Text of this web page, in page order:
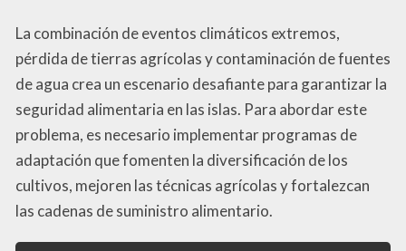
La combinación de eventos climáticos extremos,
pérdida de tierras agrícolas y contaminación de fuentes
de agua crea un escenario desafiante para garantizar la
seguridad alimentaria en las islas. Para abordar este
problema, es necesario implementar programas de
adaptación que fomenten la diversificación de los
cultivos, mejoren las técnicas agrícolas y fortalezcan
las cadenas de suministro alimentario.